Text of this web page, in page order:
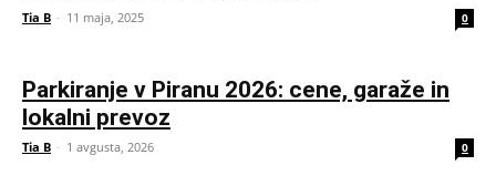
Tia B - 11 maja, 2025 0
Parkiranje v Piranu 2026: cene, garaže in
lokalni prevoz
Tia B - 1 avgusta, 2026 0